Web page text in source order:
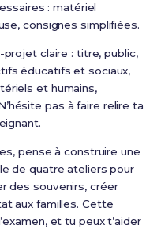
: matériel
consignes simplifiées.
claire : titre, public,
éducatifs et sociaux,
et humains,
pas à faire relire ta
pense à construire une
de quatre ateliers pour
des souvenirs, créer
aux familles. Cette
et tu peux t’aider